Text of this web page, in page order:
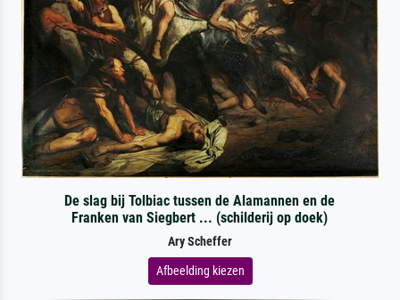
De slag bij Tolbiac tussen de Alamannen en de
Franken van Siegbert ... (schilderij op doek)
Ary Scheffer
Afbeelding kiezen